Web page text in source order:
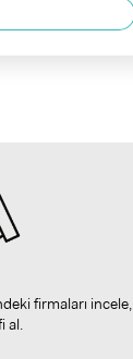
firmaları incele,
al.